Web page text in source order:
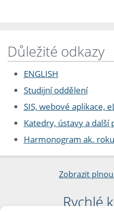
Důležité odkazy
ENGLISH
Studijní oddělení
SIS, webové aplikace,
Katedry, ústavy a další
Harmonogram ak. roku
Zobrazit
Rychlé